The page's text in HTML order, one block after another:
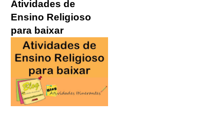
Atividades de
Ensino Religioso
para baixar